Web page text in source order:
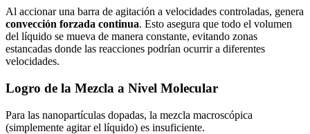
Al accionar una barra de agitación a velocidades controladas, genera
convección forzada continua. Esto asegura que todo el volumen
del líquido se mueva de manera constante, evitando zonas
estancadas donde las reacciones podrían ocurrir a diferentes
velocidades.
Logro de la Mezcla a Nivel Molecular
Para las nanopartículas dopadas, la mezcla macroscópica
(simplemente agitar el líquido) es insuficiente.